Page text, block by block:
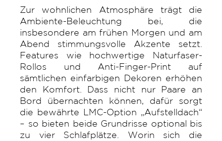
Zur wohnlichen Atmosphäre trägt die
Ambiente-Beleuchtung bei, die
insbesondere am frühen Morgen und am
Abend stimmungsvolle Akzente setzt.
Features wie hochwertige Naturfaser-
Rollos und Anti-Finger-Print auf
sämtlichen einfarbigen Dekoren erhöhen
den Komfort. Dass nicht nur Paare an
Bord übernachten können, dafür sorgt
die bewährte LMC-Option „Aufstelldach“
– so bieten beide Grundrisse optional bis
zu vier Schlafplätze. Worin sich die